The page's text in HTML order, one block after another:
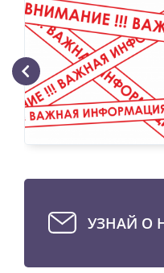
УЗНАЙ О